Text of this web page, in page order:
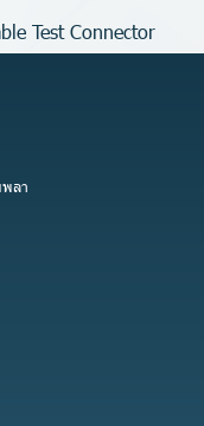
Test Connector
ลา